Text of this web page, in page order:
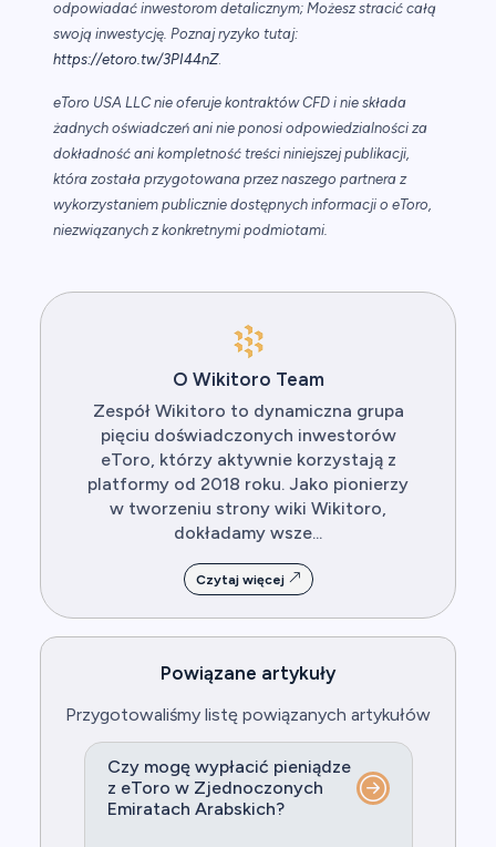
odpowiadać inwestorom detalicznym; Możesz stracić całą
swoją inwestycję. Poznaj ryzyko tutaj:
https://etoro.tw/3PI44nZ.
eToro USA LLC nie oferuje kontraktów CFD i nie składa
żadnych oświadczeń ani nie ponosi odpowiedzialności za
dokładność ani kompletność treści niniejszej publikacji,
która została przygotowana przez naszego partnera z
wykorzystaniem publicznie dostępnych informacji o eToro,
niezwiązanych z konkretnymi podmiotami.
O Wikitoro Team
Zespół Wikitoro to dynamiczna grupa
pięciu doświadczonych inwestorów
eToro, którzy aktywnie korzystają z
platformy od 2018 roku. Jako pionierzy
w tworzeniu strony wiki Wikitoro,
dokładamy wsze...
Czytaj więcej
Powiązane artykuły
Przygotowaliśmy listę powiązanych artykułów
Czy mogę wypłacić pieniądze
z eToro w Zjednoczonych
Emiratach Arabskich?